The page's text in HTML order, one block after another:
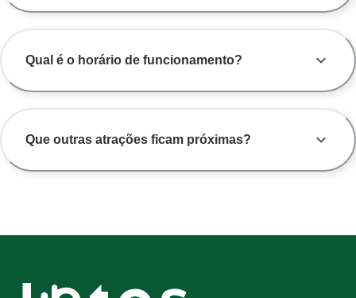
Qual é o horário de funcionamento?
Que outras atrações ficam próximas?